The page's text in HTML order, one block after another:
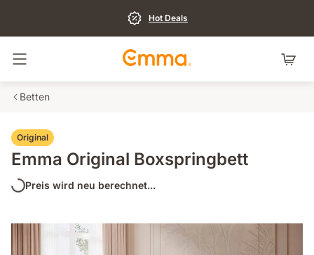
Hot Deals
Navigation umschalten
Betten
Original
Emma Original Boxspringbett
Preis wird neu berechnet...